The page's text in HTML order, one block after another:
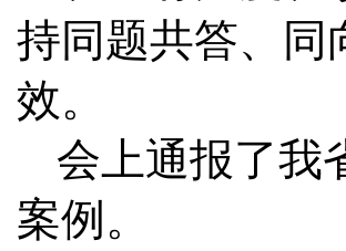
持同题共答、同
效。
会上通报了我
案例。